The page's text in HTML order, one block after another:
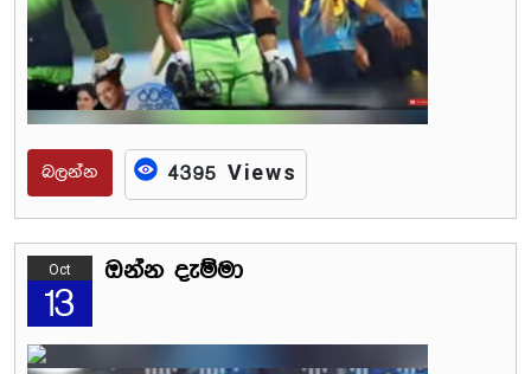
බලන්න 4395 Views
Oct
13
ඔන්න දැම්මා